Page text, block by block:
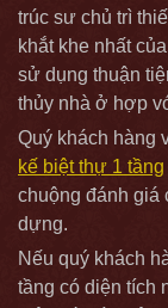
trúc sư chủ trì
khắt khe nhất
sử dụng thuận
thủy nhà ở hợp
Quý khách hàng
kế biệt thự 1 tầng
chuộng đánh giá
dựng.
Nếu quý khách
tầng có diện tích